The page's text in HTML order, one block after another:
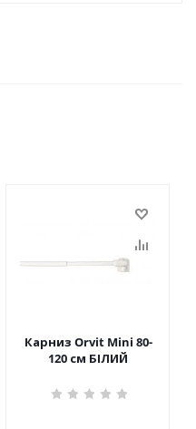
Карниз Orvit Mini 80-
120 см БІЛИЙ